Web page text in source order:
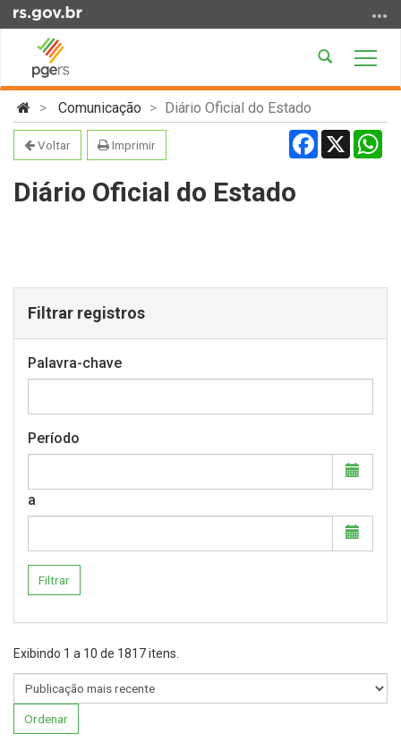
para
conteúdo
Ir
para
menu
para
Abrir
Início
do
conteúdo
Comunicação Diário Oficial do Estado
Voltar Imprimir Facebook
X
Diário Oficial do Estado
Filtrar registros
Palavra-chave
Período
a
Filtrar
Exibindo 1 a 10 de 1817itens.
Ordenar